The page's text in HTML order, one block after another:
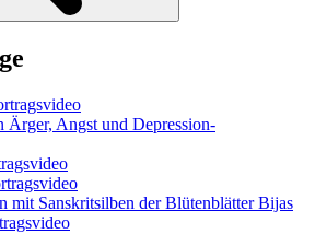
Angst und Depression-
mit Sanskritsilben der Blütenblätter Bijas